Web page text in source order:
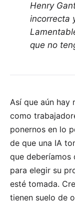
Henry
incorrecta
que no
Así que aún hay
como
ponernos en lo
de que una IA
que deberíamos
para elegir su
esté tomada.
tienen suelo de